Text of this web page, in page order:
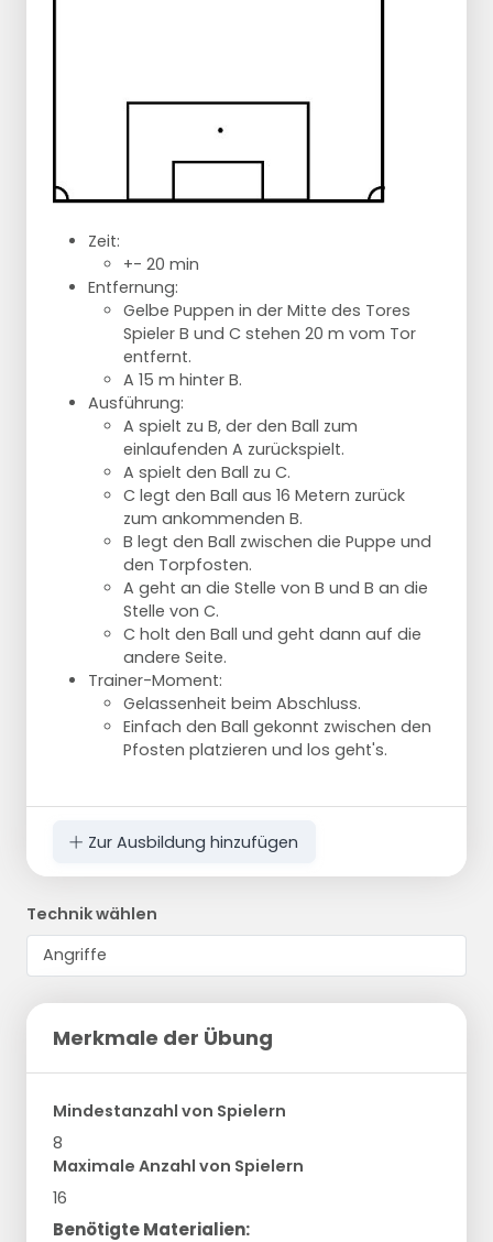
Zeit:
+- 20 min
Entfernung:
Gelbe Puppen in der Mitte des Tores
Spieler B und C stehen 20 m vom Tor
entfernt.
A 15 m hinter B.
Ausführung:
A spielt zu B, der den Ball zum
einlaufenden A zurückspielt.
A spielt den Ball zu C.
C legt den Ball aus 16 Metern zurück
zum ankommenden B.
B legt den Ball zwischen die Puppe und
den Torpfosten.
A geht an die Stelle von B und B an die
Stelle von C.
C holt den Ball und geht dann auf die
andere Seite.
Trainer-Moment:
Gelassenheit beim Abschluss.
Einfach den Ball gekonnt zwischen den
Pfosten platzieren und los geht's.
Zur Ausbildung hinzufügen
Technik wählen
Merkmale der Übung
Mindestanzahl von Spielern
8
Maximale Anzahl von Spielern
16
Benötigte Materialien: